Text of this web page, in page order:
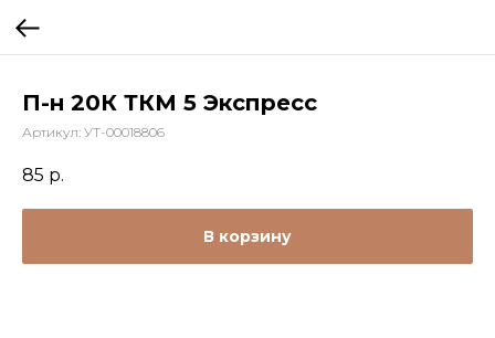
П-н 20К ТКМ 5 Экспресс
Артикул: УТ-00018806
85 р.
В корзину